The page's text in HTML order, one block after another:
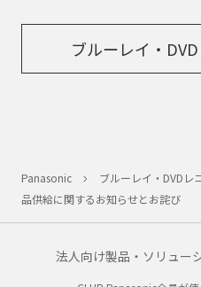
ブルーレイ・
Panasonic ブルーレイ・DVDレ
品供給に関するお知らせとお詫び
法人向け製品・ソリュー